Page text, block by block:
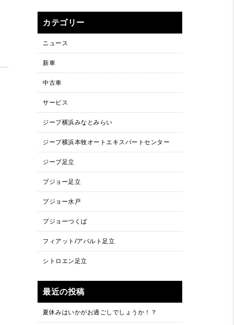
カテゴリー
ニュース
新車
中古車
サービス
ジープ横浜みなとみらい
ジープ横浜本牧オートエキスパートセンター
ジープ足立
プジョー足立
プジョー水戸
プジョーつくば
フィアット/アバルト足立
シトロエン足立
最近の投稿
夏休みはいかがお過ごしでしょうか！？